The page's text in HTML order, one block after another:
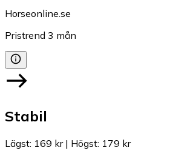
Horseonline.se
Pristrend 3 mån
Stabil
Lägst: 169 kr| Högst: 179 kr